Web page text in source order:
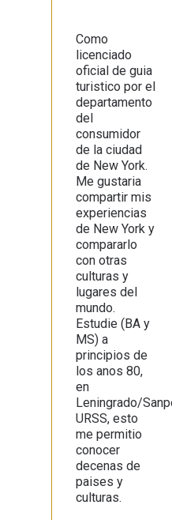
Como
licenciado
oficial de guia
turistico por el
departamento
del
consumidor
de la ciudad
de New York.
Me gustaria
compartir mis
experiencias
de New York y
compararlo
con otras
culturas y
lugares del
mundo.
Estudie (BA y
MS) a
principios de
los anos 80,
en
Leningrado/
URSS, esto
me permitio
conocer
decenas de
paises y
culturas.